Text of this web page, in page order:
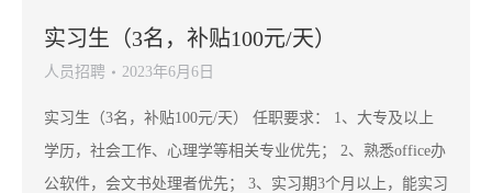
实习生（3名，补贴100元/天）
人员招聘 2023年6月6日
实习生（3名，补贴100元/天） 任职要求： 1、大专及以上
学历，社会工作、心理学等相关专业优先； 2、熟悉office办
公软件，会文书处理者优先； 3、实习期3个月以上，能实习